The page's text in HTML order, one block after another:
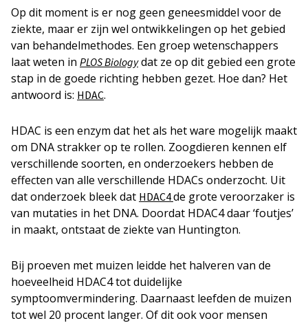
Op dit moment is er nog geen geneesmiddel voor de
ziekte, maar er zijn wel ontwikkelingen op het gebied
van behandelmethodes. Een groep wetenschappers
laat weten in PLOS Biologydat ze op dit gebied een grote
stap in de goede richting hebben gezet. Hoe dan? Het
antwoord is: HDAC.
HDAC is een enzym dat het als het ware mogelijk maakt
om DNA strakker op te rollen. Zoogdieren kennen elf
verschillende soorten, en onderzoekers hebben de
effecten van alle verschillende HDACs onderzocht. Uit
dat onderzoek bleek dat HDAC4de grote veroorzaker is
van mutaties in het DNA. Doordat HDAC4 daar ‘foutjes’
in maakt, ontstaat de ziekte van Huntington.
Bij proeven met muizen leidde het halveren van de
hoeveelheid HDAC4 tot duidelijke
symptoomvermindering. Daarnaast leefden de muizen
tot wel 20 procent langer. Of dit ook voor mensen